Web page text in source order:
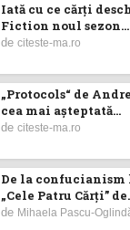
Iată cu ce cărţi
Fiction noul sezon...
deciteste-ma.ro
„Protocols“ de
cea mai așteptată...
deciteste-ma.ro
De la confucianism
„Cele Patru Cărți”
de Mihaela Pascu-